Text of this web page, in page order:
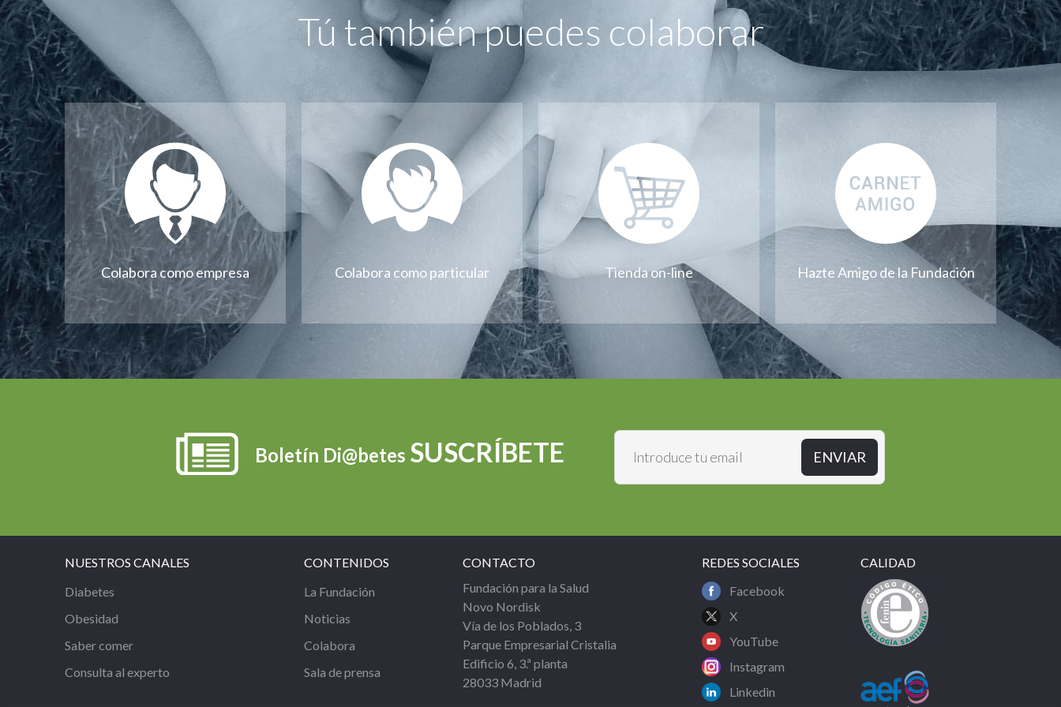
Tú también puedes colaborar
Colabora como empresa Colabora como particular Tienda on-line Hazte Amigo de la Fundación
Boletín Di@betes SUSCRÍBETE
NUESTROS CANALES
Diabetes
Obesidad
Saber comer
Consulta al experto
CONTENIDOS
La Fundación
Noticias
Colabora
Sala de prensa
CONTACTO
Fundación para la Salud
Novo Nordisk
Vía de los Poblados, 3
Parque Empresarial Cristalia
Edificio 6, 3.ª planta
28033 Madrid
REDES SOCIALES
Facebook
X
YouTube
Instagram
Linkedin
CALIDAD